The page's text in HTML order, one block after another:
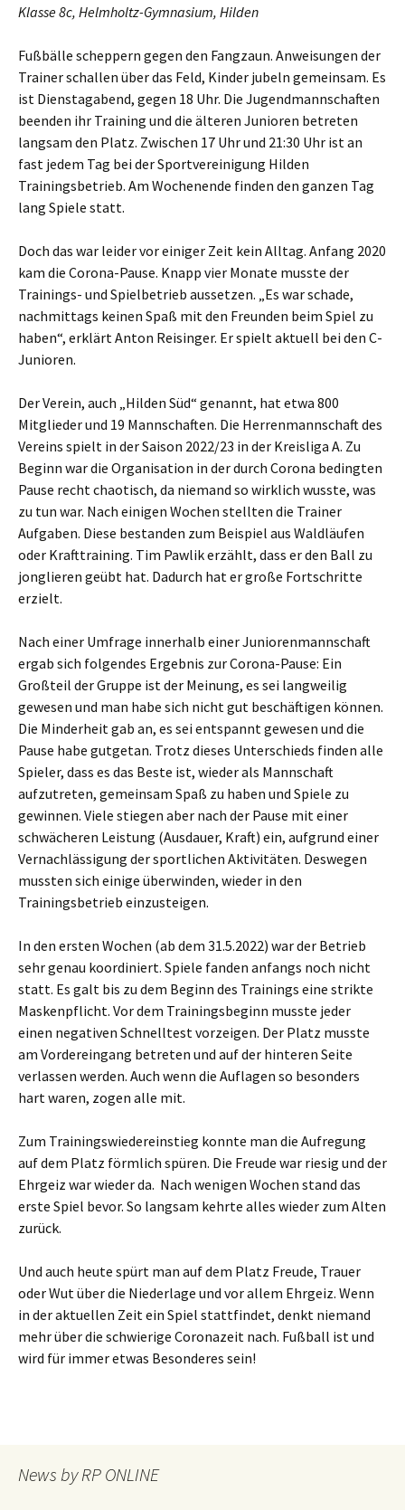
Klasse 8c, Helmholtz-Gymnasium, Hilden
Fußbälle scheppern gegen den Fangzaun. Anweisungen der
Trainer schallen über das Feld, Kinder jubeln gemeinsam. Es
ist Dienstagabend, gegen 18 Uhr. Die Jugendmannschaften
beenden ihr Training und die älteren Junioren betreten
langsam den Platz. Zwischen 17 Uhr und 21:30 Uhr ist an
fast jedem Tag bei der Sportvereinigung Hilden
Trainingsbetrieb. Am Wochenende finden den ganzen Tag
lang Spiele statt.
Doch das war leider vor einiger Zeit kein Alltag. Anfang 2020
kam die Corona-Pause. Knapp vier Monate musste der
Trainings- und Spielbetrieb aussetzen. „Es war schade,
nachmittags keinen Spaß mit den Freunden beim Spiel zu
haben“, erklärt Anton Reisinger. Er spielt aktuell bei den C-
Junioren.
Der Verein, auch „Hilden Süd“ genannt, hat etwa 800
Mitglieder und 19 Mannschaften. Die Herrenmannschaft des
Vereins spielt in der Saison 2022/23 in der Kreisliga A. Zu
Beginn war die Organisation in der durch Corona bedingten
Pause recht chaotisch, da niemand so wirklich wusste, was
zu tun war. Nach einigen Wochen stellten die Trainer
Aufgaben. Diese bestanden zum Beispiel aus Waldläufen
oder Krafttraining. Tim Pawlik erzählt, dass er den Ball zu
jonglieren geübt hat. Dadurch hat er große Fortschritte
erzielt.
Nach einer Umfrage innerhalb einer Juniorenmannschaft
ergab sich folgendes Ergebnis zur Corona-Pause: Ein
Großteil der Gruppe ist der Meinung, es sei langweilig
gewesen und man habe sich nicht gut beschäftigen können.
Die Minderheit gab an, es sei entspannt gewesen und die
Pause habe gutgetan. Trotz dieses Unterschieds finden alle
Spieler, dass es das Beste ist, wieder als Mannschaft
aufzutreten, gemeinsam Spaß zu haben und Spiele zu
gewinnen. Viele stiegen aber nach der Pause mit einer
schwächeren Leistung (Ausdauer, Kraft) ein, aufgrund einer
Vernachlässigung der sportlichen Aktivitäten. Deswegen
mussten sich einige überwinden, wieder in den
Trainingsbetrieb einzusteigen.
In den ersten Wochen (ab dem 31.5.2022) war der Betrieb
sehr genau koordiniert. Spiele fanden anfangs noch nicht
statt. Es galt bis zu dem Beginn des Trainings eine strikte
Maskenpflicht. Vor dem Trainingsbeginn musste jeder
einen negativen Schnelltest vorzeigen. Der Platz musste
am Vordereingang betreten und auf der hinteren Seite
verlassen werden. Auch wenn die Auflagen so besonders
hart waren, zogen alle mit.
Zum Trainingswiedereinstieg konnte man die Aufregung
auf dem Platz förmlich spüren. Die Freude war riesig und der
Ehrgeiz war wieder da. Nach wenigen Wochen stand das
erste Spiel bevor. So langsam kehrte alles wieder zum Alten
zurück.
Und auch heute spürt man auf dem Platz Freude, Trauer
oder Wut über die Niederlage und vor allem Ehrgeiz. Wenn
in der aktuellen Zeit ein Spiel stattfindet, denkt niemand
mehr über die schwierige Coronazeit nach. Fußball ist und
wird für immer etwas Besonderes sein!
News by RP ONLINE